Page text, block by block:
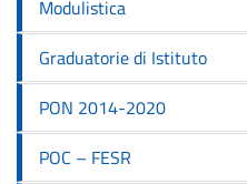
Modulistica
Graduatorie di Istituto
PON 2014-2020
POC – FESR